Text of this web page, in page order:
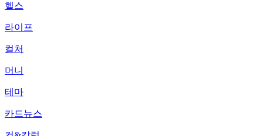
헬스
라이프
컬처
머니
테마
카드뉴스